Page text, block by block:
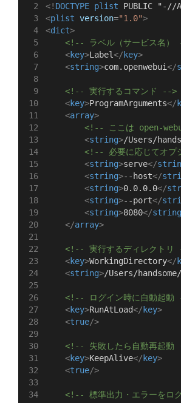
<! DOCTYPE plist PUBLIC "-//
<plist version="1.0">
<dict>
<!-- ラベル（サービス名）
<key>Label</ key>
<string>com.openwebui</
<!-- 実行するコマンド -->
<key>ProgramArguments</
<array>
<!-- ここは
<string>/Users/
<!-- 必要に応じてオプ
<string>serve</
<string>--host</
<string>0.0.0.0</
<string>--port</
<string>8080</string
</array>
<!-- 実行するディレクトリ
<key>WorkingDirectory</
<string>/Users/
<!-- ログイン時に自動起動
<key>RunAtLoad</ key>
<true/>
<!-- 失敗したら自動再起動
<key>KeepAlive</ key>
<true/>
<!-- 標準出力・エラーをロ